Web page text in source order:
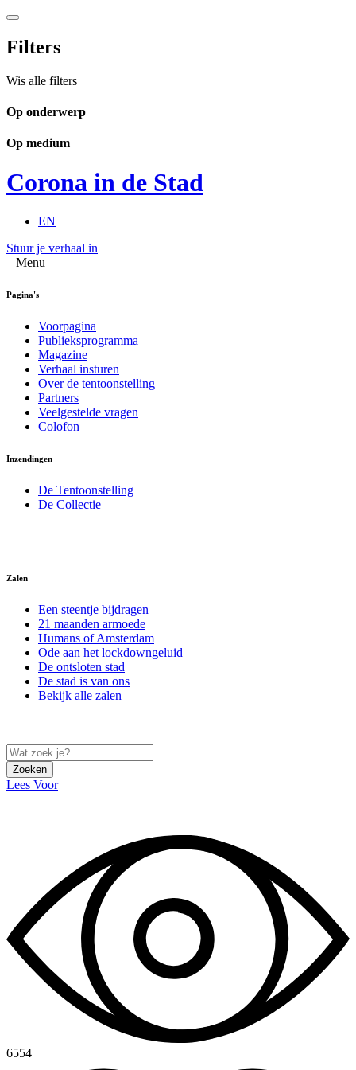
Filters
Wis alle filters
Op onderwerp
Op medium
Corona in de Stad
EN
Stuur je verhaal in
Menu
Pagina's
Voorpagina
Publieksprogramma
Magazine
Verhaal insturen
Over de tentoonstelling
Partners
Veelgestelde vragen
Colofon
Inzendingen
De Tentoonstelling
De Collectie
Zalen
Een steentje bijdragen
21 maanden armoede
Humans of Amsterdam
Ode aan het lockdowngeluid
De ontsloten stad
De stad is van ons
Bekijk alle zalen
Zoeken
Lees Voor
6554